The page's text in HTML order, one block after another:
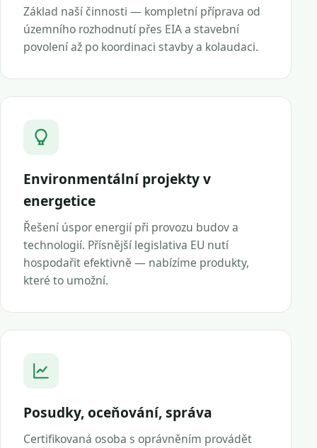
Základ naší činnosti — kompletní příprava od
územního rozhodnutí přes EIA a stavební
povolení až po koordinaci stavby a kolaudaci.
Environmentální projekty v
energetice
Řešení úspor energií při provozu budov a
technologií. Přísnější legislativa EU nutí
hospodařit efektivně — nabízíme produkty,
které to umožní.
Posudky, oceňování, správa
Certifikovaná osoba s oprávněním provádět